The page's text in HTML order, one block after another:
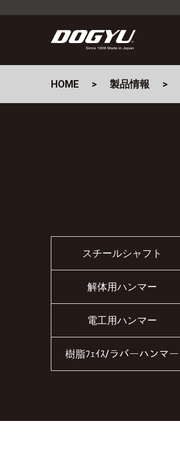
HOME 製品情報
スチールシャフト
解体用ハンマー
電工用ハンマー
樹脂ﾌｪｲｽ/ラバーハンマー